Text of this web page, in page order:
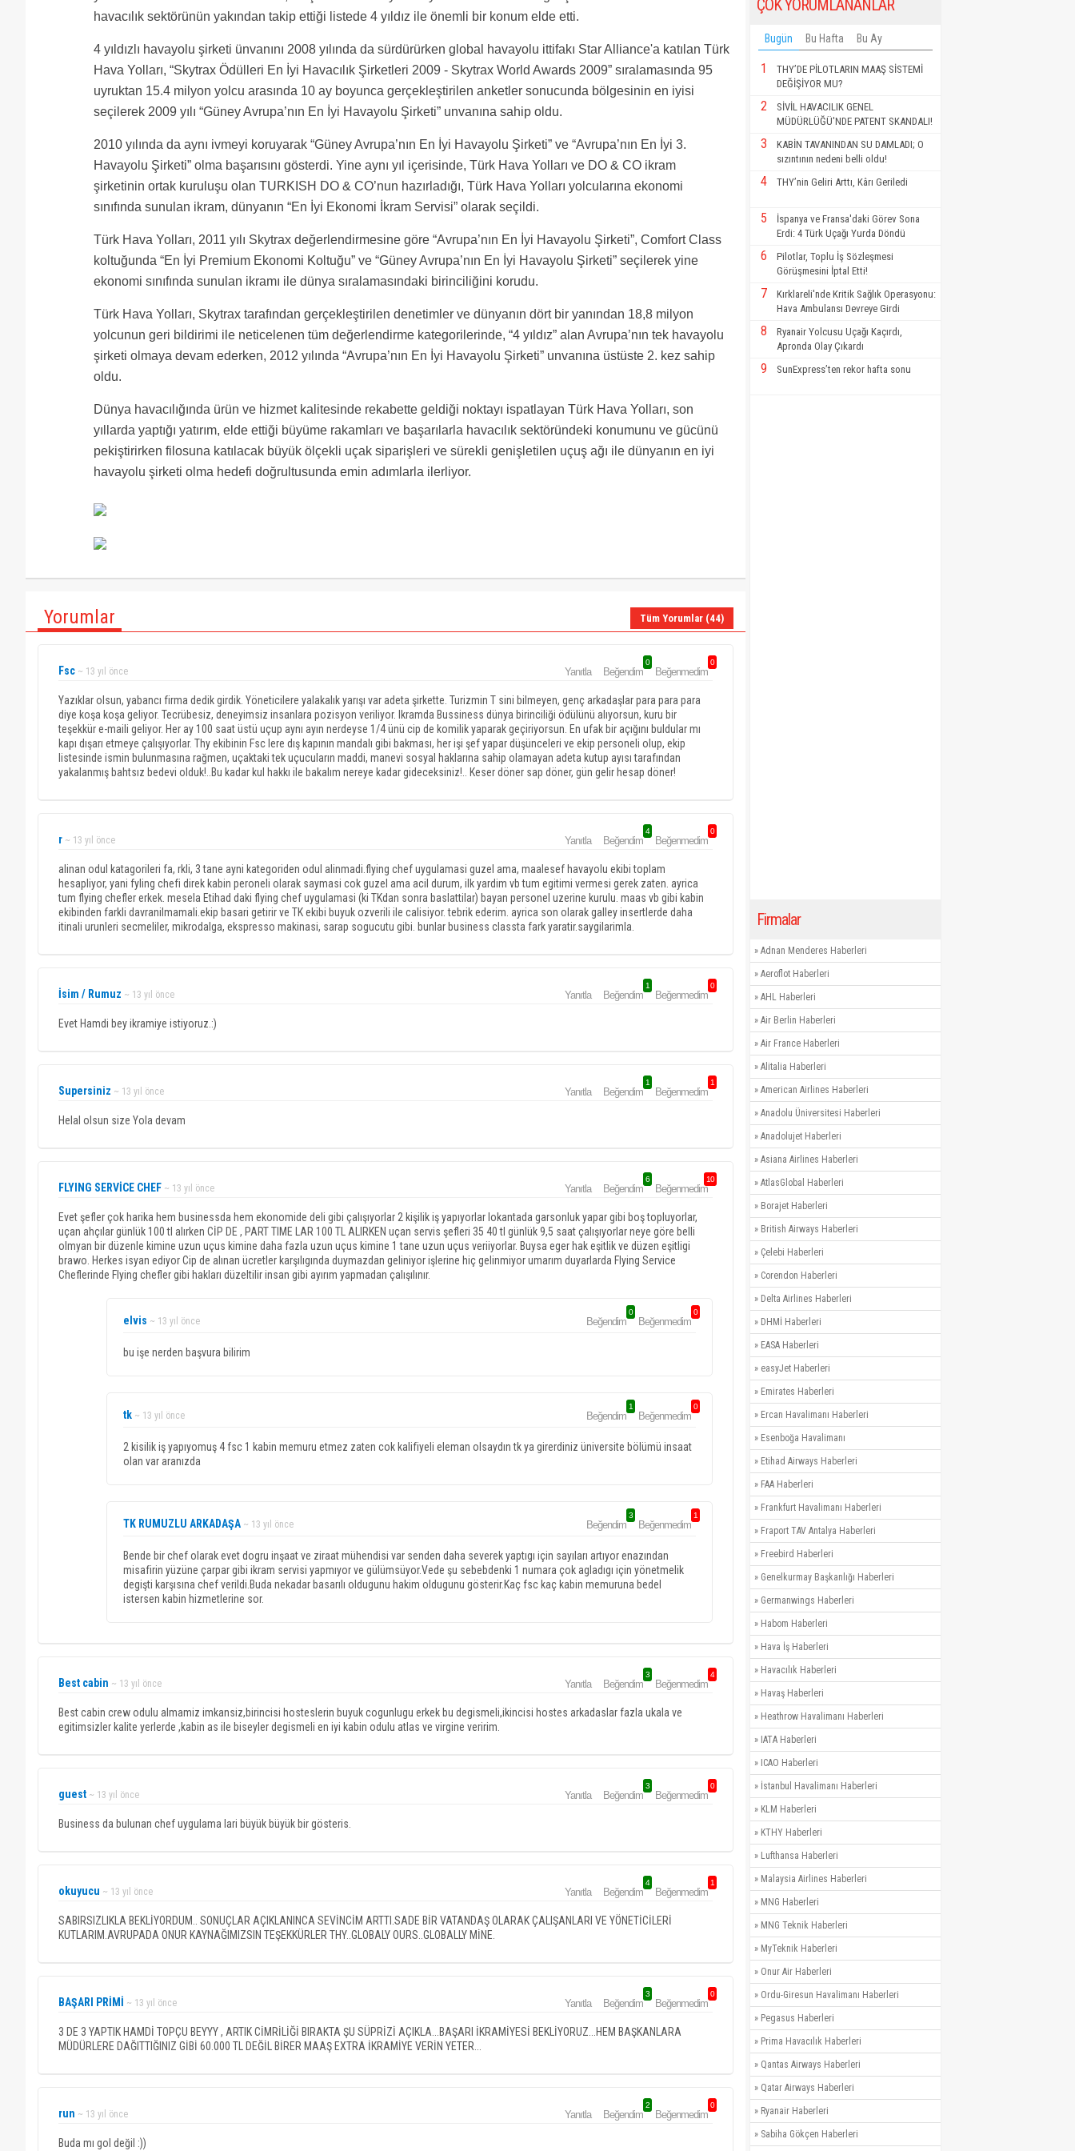
havacılık sektörünün yakından takip ettiği listede 4 yıldız ile önemli bir konum elde etti.
4 yıldızlı havayolu şirketi ünvanını 2008 yılında da sürdürürken global havayolu ittifakı Star Alliance'a katılan Türk
Hava Yolları, “Skytrax Ödülleri En İyi Havacılık Şirketleri 2009 - Skytrax World Awards 2009” sıralamasında 95
uyruktan 15.4 milyon yolcu arasında 10 ay boyunca gerçekleştirilen anketler sonucunda bölgesinin en iyisi
seçilerek 2009 yılı “Güney Avrupa’nın En İyi Havayolu Şirketi” unvanına sahip oldu.
2010 yılında da aynı ivmeyi koruyarak “Güney Avrupa’nın En İyi Havayolu Şirketi” ve “Avrupa’nın En İyi 3.
Havayolu Şirketi” olma başarısını gösterdi. Yine aynı yıl içerisinde, Türk Hava Yolları ve DO & CO ikram
şirketinin ortak kuruluşu olan TURKISH DO & CO’nun hazırladığı, Türk Hava Yolları yolcularına ekonomi
sınıfında sunulan ikram, dünyanın “En İyi Ekonomi İkram Servisi” olarak seçildi.
Türk Hava Yolları, 2011 yılı Skytrax değerlendirmesine göre “Avrupa’nın En İyi Havayolu Şirketi”, Comfort Class
koltuğunda “En İyi Premium Ekonomi Koltuğu” ve “Güney Avrupa’nın En İyi Havayolu Şirketi” seçilerek yine
ekonomi sınıfında sunulan ikramı ile dünya sıralamasındaki birinciliğini korudu.
Türk Hava Yolları, Skytrax tarafından gerçekleştirilen denetimler ve dünyanın dört bir yanından 18,8 milyon
yolcunun geri bildirimi ile neticelenen tüm değerlendirme kategorilerinde, “4 yıldız” alan Avrupa’nın tek havayolu
şirketi olmaya devam ederken, 2012 yılında “Avrupa’nın En İyi Havayolu Şirketi” unvanına üstüste 2. kez sahip
oldu.
Dünya havacılığında ürün ve hizmet kalitesinde rekabette geldiği noktayı ispatlayan Türk Hava Yolları, son
yıllarda yaptığı yatırım, elde ettiği büyüme rakamları ve başarılarla havacılık sektöründeki konumunu ve gücünü
pekiştirirken filosuna katılacak büyük ölçekli uçak siparişleri ve sürekli genişletilen uçuş ağı ile dünyanın en iyi
havayolu şirketi olma hedefi doğrultusunda emin adımlarla ilerliyor.
Yorumlar Tüm Yorumlar (44)
Fsc ~ 13 yıl önce Yanıtla Beğendim
0
Beğenmedim
0
Yazıklar olsun, yabancı firma dedik girdik. Yöneticilere yalakalık yarışı var adeta şirkette. Turizmin T sini bilmeyen, genç arkadaşlar para para para
diye koşa koşa geliyor. Tecrübesiz, deneyimsiz insanlara pozisyon veriliyor. Ikramda Bussiness dünya birinciliği ödülünü alıyorsun, kuru bir
teşekkür e-maili geliyor. Her ay 100 saat üstü uçup aynı ayın nerdeyse 1/4 ünü cip de komilik yaparak geçiriyorsun. En ufak bir açığını buldular mı
kapı dışarı etmeye çalışıyorlar. Thy ekibinin Fsc lere dış kapının mandalı gibi bakması, her işi şef yapar düşünceleri ve ekip personeli olup, ekip
listesinde ismin bulunmasına rağmen, uçaktaki tek uçucuların maddi, manevi sosyal haklarına sahip olamayan adeta kutup ayısı tarafından
yakalanmış bahtsız bedevi olduk!..Bu kadar kul hakkı ile bakalım nereye kadar gideceksiniz!.. Keser döner sap döner, gün gelir hesap döner!
r ~ 13 yıl önce Yanıtla Beğendim
4
Beğenmedim
0
alinan odul katagorileri fa, rkli, 3 tane ayni kategoriden odul alinmadi.flying chef uygulamasi guzel ama, maalesef havayolu ekibi toplam
hesapliyor, yani fyling chefi direk kabin peroneli olarak saymasi cok guzel ama acil durum, ilk yardim vb tum egitimi vermesi gerek zaten. ayrica
tum flying chefler erkek. mesela Etihad daki flying chef uygulamasi (ki TKdan sonra baslattilar) bayan personel uzerine kurulu. maas vb gibi kabin
ekibinden farkli davranilmamali.ekip basari getirir ve TK ekibi buyuk ozverili ile calisiyor. tebrik ederim. ayrica son olarak galley insertlerde daha
itinali urunleri secmeliler, mikrodalga, ekspresso makinasi, sarap sogucutu gibi. bunlar business classta fark yaratir.saygilarimla.
İsim / Rumuz ~ 13 yıl önce Yanıtla Beğendim
1
Beğenmedim
0
Evet Hamdi bey ikramiye istiyoruz.:)
Supersiniz ~ 13 yıl önce Yanıtla Beğendim
1
Beğenmedim
1
Helal olsun size Yola devam
FLYING SERVİCE CHEF ~ 13 yıl önce Yanıtla Beğendim
6
Beğenmedim
10
Evet şefler çok harika hem businessda hem ekonomide deli gibi çalışıyorlar 2 kişilik iş yapıyorlar lokantada garsonluk yapar gibi boş topluyorlar,
uçan ahçılar günlük 100 tl alırken CİP DE , PART TIME LAR 100 TL ALIRKEN uçan servis şefleri 35 40 tl günlük 9,5 saat çalışıyorlar neye göre belli
olmyan bir düzenle kimine uzun uçus kimine daha fazla uzun uçus kimine 1 tane uzun uçus veriiyorlar. Buysa eger hak eşitlik ve düzen eşitligi
brawo. Herkes isyan ediyor Cip de alınan ücretler karşılıgında duymazdan geliniyor işlerine hiç gelinmiyor umarım duyarlarda Flying Service
Cheflerinde Flying chefler gibi hakları düzeltilir insan gibi ayırım yapmadan çalışılınır.
elvis ~ 13 yıl önce Beğendim
0
Beğenmedim
0
bu işe nerden başvura bilirim
tk ~ 13 yıl önce Beğendim
1
Beğenmedim
0
2 kisilik iş yapıyomuş 4 fsc 1 kabin memuru etmez zaten cok kalifiyeli eleman olsaydın tk ya girerdiniz üniversite bölümü insaat
olan var aranızda
TK RUMUZLU ARKADAŞA ~ 13 yıl önce Beğendim
3
Beğenmedim
1
Bende bir chef olarak evet dogru inşaat ve ziraat mühendisi var senden daha severek yaptıgı için sayıları artıyor enazından
misafirin yüzüne çarpar gibi ikram servisi yapmıyor ve gülümsüyor.Vede şu sebebdenki 1 numara çok agladıgı için yönetmelik
degişti karşısına chef verildi.Buda nekadar basarılı oldugunu hakim oldugunu gösterir.Kaç fsc kaç kabin memuruna bedel
istersen kabin hizmetlerine sor.
Best cabin ~ 13 yıl önce Yanıtla Beğendim
3
Beğenmedim
4
Best cabin crew odulu almamiz imkansiz,birincisi hosteslerin buyuk cogunlugu erkek bu degismeli,ikincisi hostes arkadaslar fazla ukala ve
egitimsizler kalite yerlerde ,kabin as ile biseyler degismeli en iyi kabin odulu atlas ve virgine veririm.
guest ~ 13 yıl önce Yanıtla Beğendim
3
Beğenmedim
0
Business da bulunan chef uygulama lari büyük büyük bir gösteris.
okuyucu ~ 13 yıl önce Yanıtla Beğendim
4
Beğenmedim
1
SABIRSIZLIKLA BEKLİYORDUM.. SONUÇLAR AÇIKLANINCA SEVİNCİM ARTTI.SADE BİR VATANDAŞ OLARAK ÇALIŞANLARI VE YÖNETİCİLERİ
KUTLARIM.AVRUPADA ONUR KAYNAĞIMIZSIN TEŞEKKÜRLER THY..GLOBALY OURS..GLOBALLY MİNE.
BAŞARI PRİMİ ~ 13 yıl önce Yanıtla Beğendim
3
Beğenmedim
0
3 DE 3 YAPTIK HAMDİ TOPÇU BEYYY , ARTIK CİMRİLİĞİ BIRAKTA ŞU SÜPRİZİ AÇIKLA...BAŞARI İKRAMİYESİ BEKLİYORUZ...HEM BAŞKANLARA
MÜDÜRLERE DAĞITTIĞINIZ GİBİ 60.000 TL DEĞİL BİRER MAAŞ EXTRA İKRAMİYE VERİN YETER...
run ~ 13 yıl önce Yanıtla Beğendim
2
Beğenmedim
0
Buda mı gol değil :))
ÇOK YORUMLANANLAR
Bugün Bu Hafta Bu Ay
1
THY’DE PİLOTLARIN MAAŞ SİSTEMİ
DEĞİŞİYOR MU?
2
SİVİL HAVACILIK GENEL
MÜDÜRLÜĞÜ'NDE PATENT SKANDALI!
3
KABİN TAVANINDAN SU DAMLADI; O
sızıntının nedeni belli oldu!
4 THY’nin Geliri Arttı, Kârı Geriledi
5
İspanya ve Fransa'daki Görev Sona
Erdi: 4 Türk Uçağı Yurda Döndü
6
Pilotlar, Toplu İş Sözleşmesi
Görüşmesini İptal Etti!
7
Kırklareli'nde Kritik Sağlık Operasyonu:
Hava Ambulansı Devreye Girdi
8
Ryanair Yolcusu Uçağı Kaçırdı,
Apronda Olay Çıkardı
9 SunExpress’ten rekor hafta sonu
Firmalar
» Adnan Menderes Haberleri
» Aeroflot Haberleri
» AHL Haberleri
» Air Berlin Haberleri
» Air France Haberleri
» Alitalia Haberleri
» American Airlines Haberleri
» Anadolu Üniversitesi Haberleri
» Anadolujet Haberleri
» Asiana Airlines Haberleri
» AtlasGlobal Haberleri
» Borajet Haberleri
» British Airways Haberleri
» Çelebi Haberleri
» Corendon Haberleri
» Delta Airlines Haberleri
» DHMİ Haberleri
» EASA Haberleri
» easyJet Haberleri
» Emirates Haberleri
» Ercan Havalimanı Haberleri
» Esenboğa Havalimanı
» Etihad Airways Haberleri
» FAA Haberleri
» Frankfurt Havalimanı Haberleri
» Fraport TAV Antalya Haberleri
» Freebird Haberleri
» Genelkurmay Başkanlığı Haberleri
» Germanwings Haberleri
» Habom Haberleri
» Hava İş Haberleri
» Havacılık Haberleri
» Havaş Haberleri
» Heathrow Havalimanı Haberleri
» IATA Haberleri
» ICAO Haberleri
» İstanbul Havalimanı Haberleri
» KLM Haberleri
» KTHY Haberleri
» Lufthansa Haberleri
» Malaysia Airlines Haberleri
» MNG Haberleri
» MNG Teknik Haberleri
» MyTeknik Haberleri
» Onur Air Haberleri
» Ordu-Giresun Havalimanı Haberleri
» Pegasus Haberleri
» Prima Havacılık Haberleri
» Qantas Airways Haberleri
» Qatar Airways Haberleri
» Ryanair Haberleri
» Sabiha Gökçen Haberleri